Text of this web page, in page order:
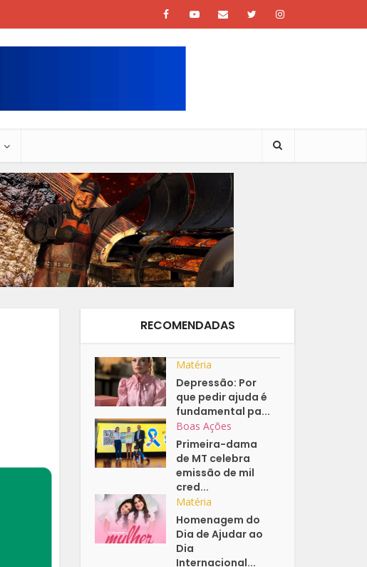
RECOMENDADAS
Matéria
Depressão: Por
que pedir ajuda é
fundamental pa...
Boas Ações
Primeira-dama
de MT celebra
emissão de mil
cred...
Matéria
Homenagem do
Dia de Ajudar ao
Dia
Internacional...